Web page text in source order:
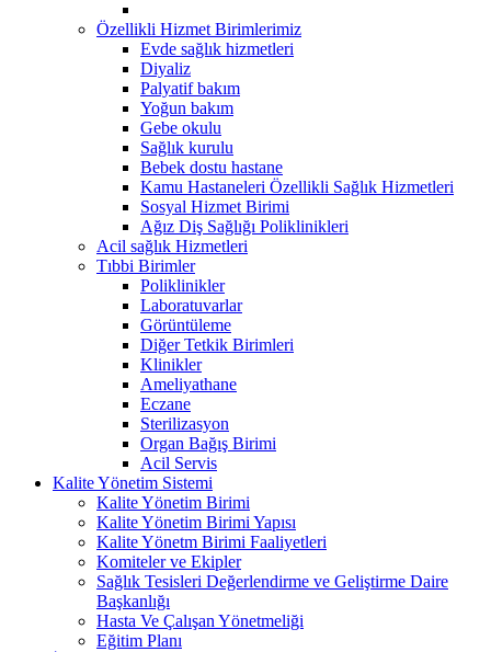
Özellikli Hizmet Birimlerimiz
Evde sağlık hizmetleri
Diyaliz
Palyatif bakım
Yoğun bakım
Gebe okulu
Sağlık kurulu
Bebek dostu hastane
Kamu Hastaneleri Özellikli Sağlık Hizmetleri
Sosyal Hizmet Birimi
Ağız Diş Sağlığı Poliklinikleri
Acil sağlık Hizmetleri
Tıbbi Birimler
Poliklinikler
Laboratuvarlar
Görüntüleme
Diğer Tetkik Birimleri
Klinikler
Ameliyathane
Eczane
Sterilizasyon
Organ Bağış Birimi
Acil Servis
Kalite Yönetim Sistemi
Kalite Yönetim Birimi
Kalite Yönetim Birimi Yapısı
Kalite Yönetm Birimi Faaliyetleri
Komiteler ve Ekipler
Sağlık Tesisleri Değerlendirme ve Geliştirme Daire
Başkanlığı
Hasta Ve Çalışan Yönetmeliği
Eğitim Planı